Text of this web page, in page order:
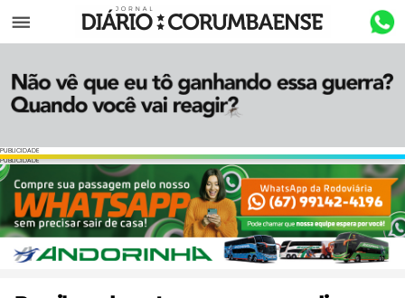
Menu
PUBLICIDADE
PUBLICIDADE